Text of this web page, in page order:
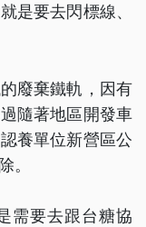
是要去閃標線、
廢棄鐵軌，因有
隨著地區開發車
養單位新營區公
。
需要去跟台糖協